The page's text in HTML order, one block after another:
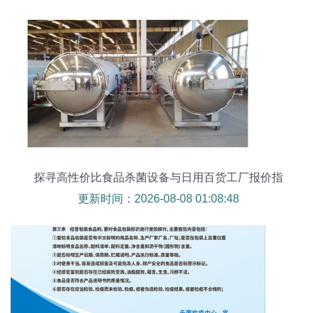
探寻高性价比食品杀菌设备与日用百货工厂报价指
南
更新时间：2026-08-08 01:08:48